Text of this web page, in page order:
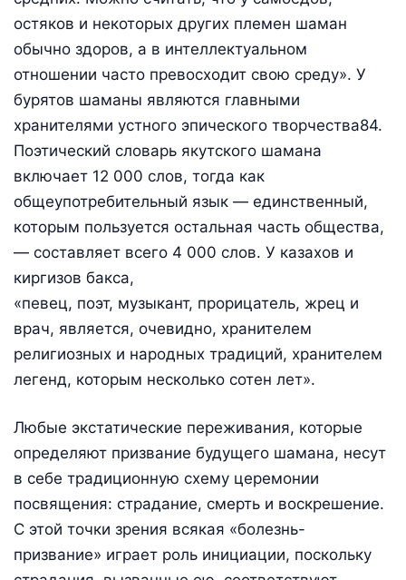
остяков и некоторых других племен шаман
обычно здоров, а в интеллектуальном
отношении часто превосходит свою среду». У
бурятов шаманы являются главными
хранителями устного эпического творчества84.
Поэтический словарь якутского шамана
включает 12 000 слов, тогда как
общеупотребительный язык — единственный,
которым пользуется остальная часть общества,
— составляет всего 4 000 слов. У казахов и
киргизов бакса,
«певец, поэт, музыкант, прорицатель, жрец и
врач, является, очевидно, хранителем
религиозных и народных традиций, хранителем
легенд, которым несколько сотен лет».
Любые экстатические переживания, которые
определяют призвание будущего шамана, несут
в себе традиционную схему церемонии
посвящения: страдание, смерть и воскрешение.
С этой точки зрения всякая «болезнь-
призвание» играет роль инициации, поскольку